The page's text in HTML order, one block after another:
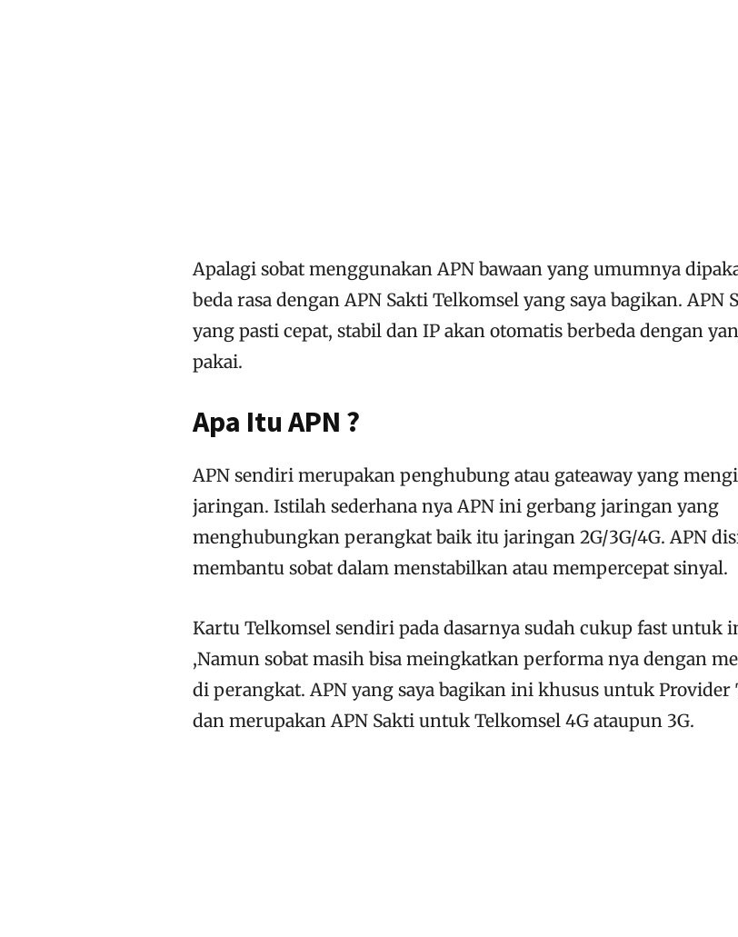
Apalagi sobat menggunakan APN bawaan yang umumnya
beda rasa dengan APN Sakti Telkomsel yang saya bagikan. APN
yang pasti cepat, stabil dan IP akan otomatis berbeda dengan
pakai.
Apa Itu APN ?
APN sendiri merupakan penghubung atau gateaway yang
jaringan. Istilah sederhana nya APN ini gerbang jaringan yang
menghubungkan perangkat baik itu jaringan 2G/3G/4G. APN
membantu sobat dalam menstabilkan atau mempercepat sinyal.
Kartu Telkomsel sendiri pada dasarnya sudah cukup fast untuk
,Namun sobat masih bisa meingkatkan performa nya dengan
di perangkat. APN yang saya bagikan ini khusus untuk Provider
dan merupakan APN Sakti untuk Telkomsel 4G ataupun 3G.